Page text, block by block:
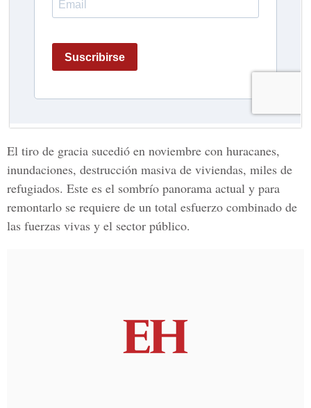
El tiro de gracia sucedió en noviembre con huracanes,
inundaciones, destrucción masiva de viviendas, miles de
refugiados. Este es el sombrío panorama actual y para
remontarlo se requiere de un total esfuerzo combinado de
las fuerzas vivas y el sector público.